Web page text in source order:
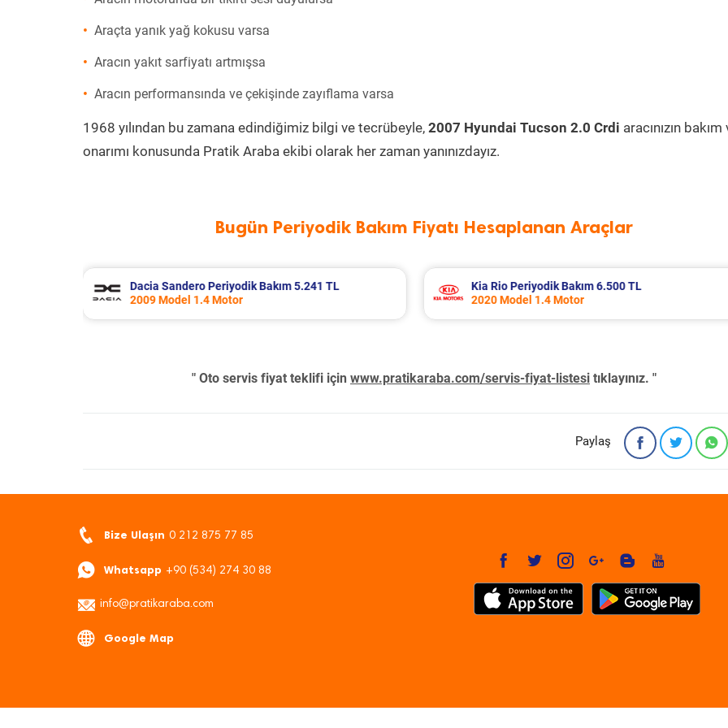
Araçta yanık yağ kokusu varsa
Aracın yakıt sarfiyatı artmışsa
Aracın performansında ve çekişinde zayıflama varsa
1968 yılından bu zamana edindiğimiz bilgi ve tecrübeyle, 2007 Hyundai Tucson 2.0 Crdi aracınızın bakım
onarımı konusunda Pratik Araba ekibi olarak her zaman yanınızdayız.
Bugün Periyodik Bakım Fiyatı Hesaplanan Araçlar
Kia Rio Periyodik Bakım 6.500 TL
2020 Model 1.4 Motor
Fiat Punto Periyodik Bakım 6.209 TL
2009 Model 1.4 Motor
" Oto servis fiyat teklifi için www.pratikaraba.com/servis-fiyat-listesi tıklayınız. "
Paylaş
Bize Ulaşın 0 212 875 77 85
Whatsapp +90 (534) 274 30 88
info@pratikaraba.com
Google Map